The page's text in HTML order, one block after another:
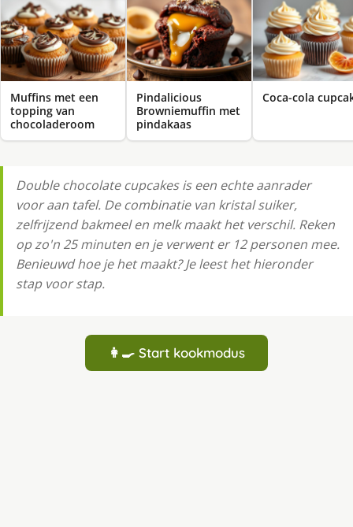
Muffins met een
topping van
chocoladeroom
Pindalicious
Browniemuffin met
pindakaas
Coca-cola
Double chocolate cupcakes is een echte aanrader
voor aan tafel. De combinatie van kristal suiker,
zelfrijzend bakmeel en melk maakt het verschil. Reken
op zo'n 25 minuten en je verwent er 12 personen mee.
Benieuwd hoe je het maakt? Je leest het hieronder
stap voor stap.
👩‍🍳 Start kookmodus